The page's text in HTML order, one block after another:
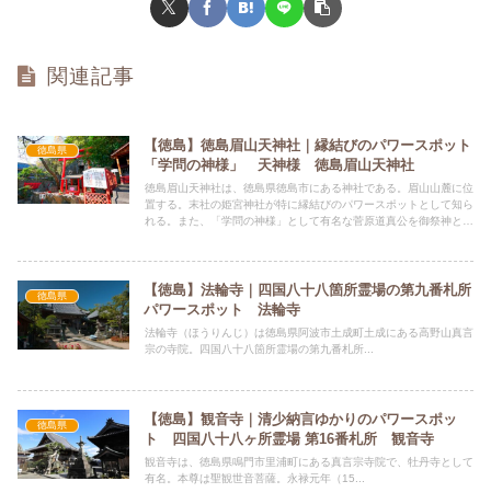
関連記事
徳島県
【徳島】徳島眉山天神社｜縁結びのパワースポット
「学問の神様」 天神様 徳島眉山天神社
徳島眉山天神社は、徳島県徳島市にある神社である。眉山山麓に位
置する。末社の姫宮神社が特に縁結びのパワースポットとして知ら
れる。また、「学問の神様」として有名な菅原道真公を御祭神とし
徳島県
【徳島】法輪寺｜四国八十八箇所霊場の第九番札所
パワースポット 法輪寺
法輪寺（ほうりんじ）は徳島県阿波市土成町土成にある高野山真言
宗の寺院。四国八十八箇所霊場の第九番札所...
徳島県
【徳島】観音寺｜清少納言ゆかりのパワースポッ
ト 四国八十八ヶ所霊場 第16番札所 観音寺
観音寺は、徳島県鳴門市里浦町にある真言宗寺院で、牡丹寺として
有名。本尊は聖観世音菩薩。永禄元年（15...